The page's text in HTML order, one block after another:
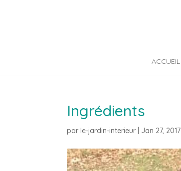
ACCUEIL
Ingrédients
parle-jardin-interieur Jan 27, 2017